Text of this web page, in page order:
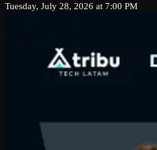
Tuesday, July 28, 2026 at 7:00 PM